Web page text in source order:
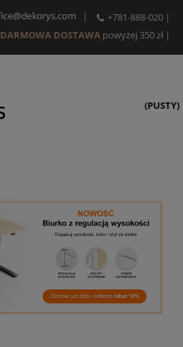
| +781-888-020 |
DARMOWA DOSTAWA powyżej 350 zł|
(PUSTY)